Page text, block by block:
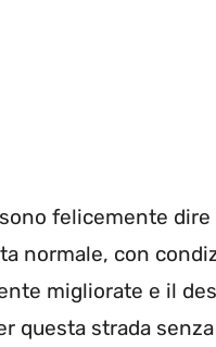
felicemente
normale, con
migliorate e il
questa strada senza